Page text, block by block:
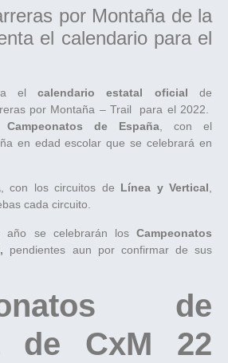
por Montaña de la
el calendario para el
elcalendario estatal oficial de
por Montaña – Trail para el 2022.
de España, con el
en edad escolar que se celebrará en
, con los circuitos de Línea y Vertical,
cada circuito.
año se celebrarán los Campeonatos
pendientes aun por confirmar de sus
de
de CxM 22